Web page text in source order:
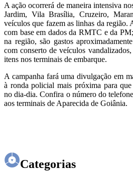
A ação ocorrerá de maneira intensiva
Jardim, Vila Brasília, Cruzeiro,
veículos que fazem as linhas da região.
com base em dados da RMTC e da
na região, são gastos
com conserto de veículos
itens nos terminais de embarque.
A campanha fará uma divulgação em
à ronda policial mais próxima para
no dia-dia. Confira o número do
aos terminais de Aparecida de Goiânia.
Categorias